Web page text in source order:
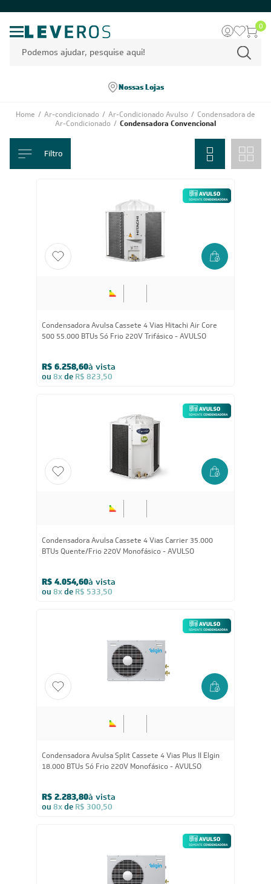
0
Nossas Lojas
Home / Ar-condicionado / Ar-Condicionado Avulso / Condensadora de
Ar-Condicionado / Condensadora Convencional
Filtro
Condensadora Avulsa Cassete 4 Vias Hitachi Air Core
500 55.000 BTUs Só Frio 220V Trifásico - AVULSO
R$ 6.258,60à vista
ou 8xde R$ 823,50
Condensadora Avulsa Cassete 4 Vias Carrier 35.000
BTUs Quente/Frio 220V Monofásico - AVULSO
R$ 4.054,60à vista
ou 8xde R$ 533,50
Condensadora Avulsa Split Cassete 4 Vias Plus II Elgin
18.000 BTUs Só Frio 220V Monofásico - AVULSO
R$ 2.283,80à vista
ou 8xde R$ 300,50